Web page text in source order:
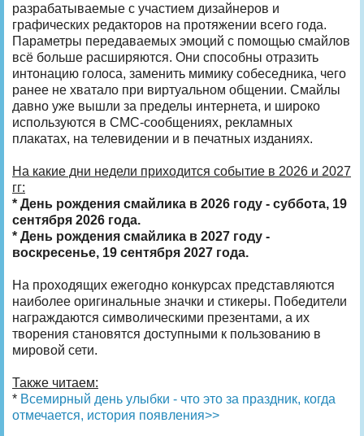
разрабатываемые с участием дизайнеров и
графических редакторов на протяжении всего года.
Параметры передаваемых эмоций с помощью смайлов
всё больше расширяются. Они способны отразить
интонацию голоса, заменить мимику собеседника, чего
ранее не хватало при виртуальном общении. Смайлы
давно уже вышли за пределы интернета, и широко
используются в СМС-сообщениях, рекламных
плакатах, на телевидении и в печатных изданиях.
На какие дни недели приходится событие в 2026 и 2027
гг:
* День рождения смайлика в 2026 году - суббота, 19
сентября 2026 года.
* День рождения смайлика в 2027 году -
воскресенье, 19 сентября 2027 года.
На проходящих ежегодно конкурсах представляются
наиболее оригинальные значки и стикеры. Победители
награждаются символическими презентами, а их
творения становятся доступными к пользованию в
мировой сети.
Также читаем:
* Всемирный день улыбки - что это за праздник, когда
отмечается, история появления>>